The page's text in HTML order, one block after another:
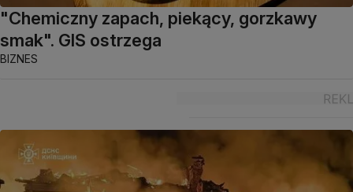
"Chemiczny zapach, piekący, gorzkawy
smak". GIS ostrzega
BIZNES